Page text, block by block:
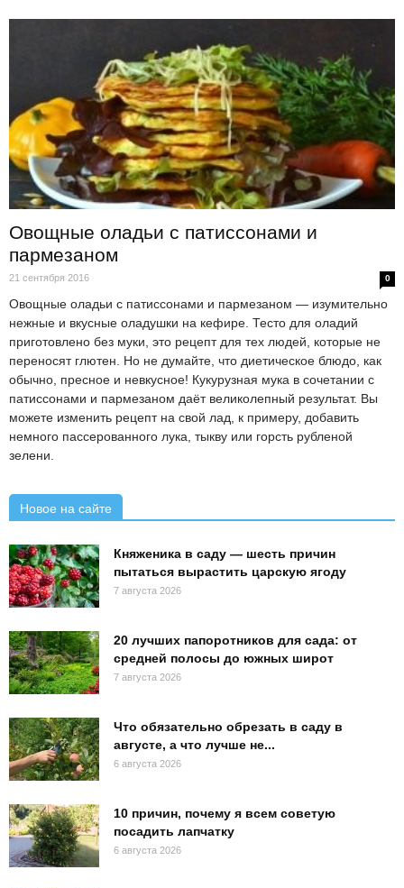
Овощные оладьи с патиссонами и
пармезаном
21 сентября 2016 0
Овощные оладьи с патиссонами и пармезаном — изумительно
нежные и вкусные оладушки на кефире. Тесто для оладий
приготовлено без муки, это рецепт для тех людей, которые не
переносят глютен. Но не думайте, что диетическое блюдо, как
обычно, пресное и невкусное! Кукурузная мука в сочетании с
патиссонами и пармезаном даёт великолепный результат. Вы
можете изменить рецепт на свой лад, к примеру, добавить
немного пассерованного лука, тыкву или горсть рубленой
зелени.
Новое на сайте
Княженика в саду — шесть причин
пытаться вырастить царскую ягоду
7 августа 2026
20 лучших папоротников для сада: от
средней полосы до южных широт
7 августа 2026
Что обязательно обрезать в саду в
августе, а что лучше не...
6 августа 2026
10 причин, почему я всем советую
посадить лапчатку
6 августа 2026